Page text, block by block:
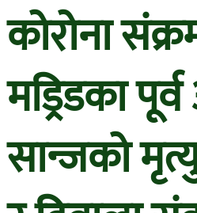
कोरोना
मड्रिडका
सान्जको